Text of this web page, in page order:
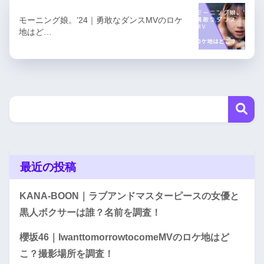
モーニング娘。’24｜勇敢なダンスMVのロケ
地はど…
最近の投稿
KANA-BOON｜ラブアンドマスターピースの女優と
黒人ボクサーは誰？名前を調査！
櫻坂46｜IwanttomorrowtocomeMVのロケ地はど
こ？撮影場所を調査！